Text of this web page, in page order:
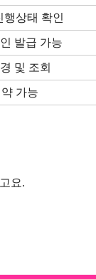
행상태 확인
발급 가능
및 조회
가능
요.